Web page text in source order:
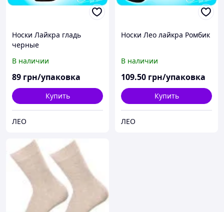
Носки Лайкра гладь
черные
В наличии
89 грн/упаковка
Купить
ЛЕО
Носки Лео лайкра Ромбик
В наличии
109.50 грн/упаковка
Купить
ЛЕО